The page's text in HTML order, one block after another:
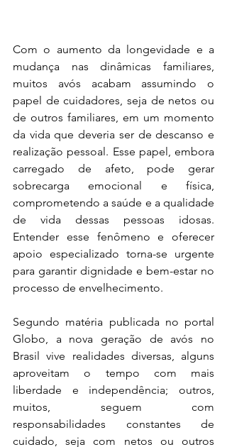
Com o aumento da longevidade e a
mudança nas dinâmicas familiares,
muitos avós acabam assumindo o
papel de cuidadores, seja de netos ou
de outros familiares, em um momento
da vida que deveria ser de descanso e
realização pessoal. Esse papel, embora
carregado de afeto, pode gerar
sobrecarga emocional e física,
comprometendo a saúde e a qualidade
de vida dessas pessoas idosas.
Entender esse fenômeno e oferecer
apoio especializado torna-se urgente
para garantir dignidade e bem-estar no
processo de envelhecimento.
Segundo matéria publicada no portal
Globo, a nova geração de avós no
Brasil vive realidades diversas, alguns
aproveitam o tempo com mais
liberdade e independência; outros,
muitos, seguem com
responsabilidades constantes de
cuidado, seja com netos ou outros